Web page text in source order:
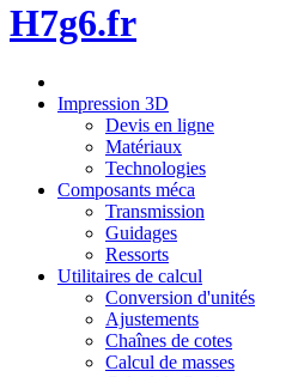
H7g6.fr
Impression 3D
Devis en ligne
Matériaux
Technologies
Composants méca
Transmission
Guidages
Ressorts
Utilitaires de calcul
Conversion d'unités
Ajustements
Chaînes de cotes
Calcul de masses